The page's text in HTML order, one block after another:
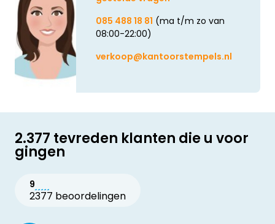
085 488 18 81 (ma t/m zo van
08:00-22:00)
verkoop@kantoorstempels.nl
2.377 tevreden klanten die u voor
gingen
9
2377 beoordelingen